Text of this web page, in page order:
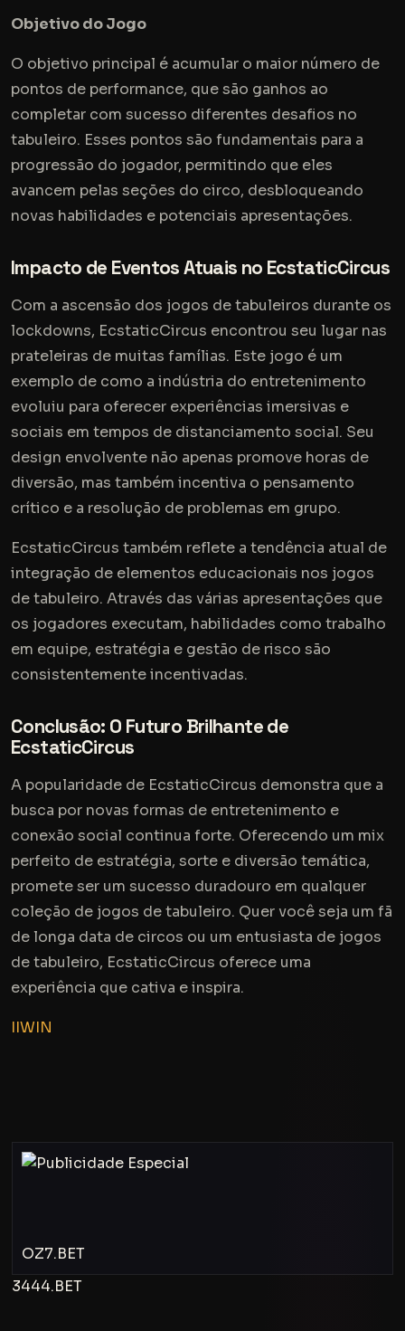
Objetivo do Jogo
O objetivo principal é acumular o maior número de
pontos de performance, que são ganhos ao
completar com sucesso diferentes desafios no
tabuleiro. Esses pontos são fundamentais para a
progressão do jogador, permitindo que eles
avancem pelas seções do circo, desbloqueando
novas habilidades e potenciais apresentações.
Impacto de Eventos Atuais no EcstaticCircus
Com a ascensão dos jogos de tabuleiros durante os
lockdowns, EcstaticCircus encontrou seu lugar nas
prateleiras de muitas famílias. Este jogo é um
exemplo de como a indústria do entretenimento
evoluiu para oferecer experiências imersivas e
sociais em tempos de distanciamento social. Seu
design envolvente não apenas promove horas de
diversão, mas também incentiva o pensamento
crítico e a resolução de problemas em grupo.
EcstaticCircus também reflete a tendência atual de
integração de elementos educacionais nos jogos
de tabuleiro. Através das várias apresentações que
os jogadores executam, habilidades como trabalho
em equipe, estratégia e gestão de risco são
consistentemente incentivadas.
Conclusão: O Futuro Brilhante de
EcstaticCircus
A popularidade de EcstaticCircus demonstra que a
busca por novas formas de entretenimento e
conexão social continua forte. Oferecendo um mix
perfeito de estratégia, sorte e diversão temática,
promete ser um sucesso duradouro em qualquer
coleção de jogos de tabuleiro. Quer você seja um fã
de longa data de circos ou um entusiasta de jogos
de tabuleiro, EcstaticCircus oferece uma
experiência que cativa e inspira.
IIWIN
OZ7.BET
3444.BET